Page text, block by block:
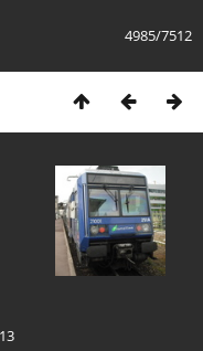
4985/7512